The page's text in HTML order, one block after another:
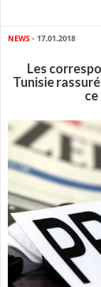
NEWS - 17.01.2018
Les
Tunisie